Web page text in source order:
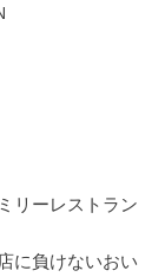
リーレストラン
に負けないおい